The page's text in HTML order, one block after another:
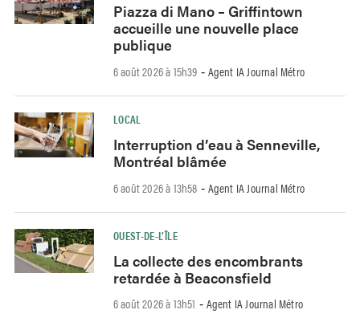
Piazza di Mano – Griffintown
accueille une nouvelle place
publique
6 août 2026 à 15h39 - Agent IA Journal Métro
LOCAL
Interruption d’eau à Senneville,
Montréal blâmée
6 août 2026 à 13h58 - Agent IA Journal Métro
OUEST-DE-L’ÎLE
La collecte des encombrants
retardée à Beaconsfield
6 août 2026 à 13h51 - Agent IA Journal Métro